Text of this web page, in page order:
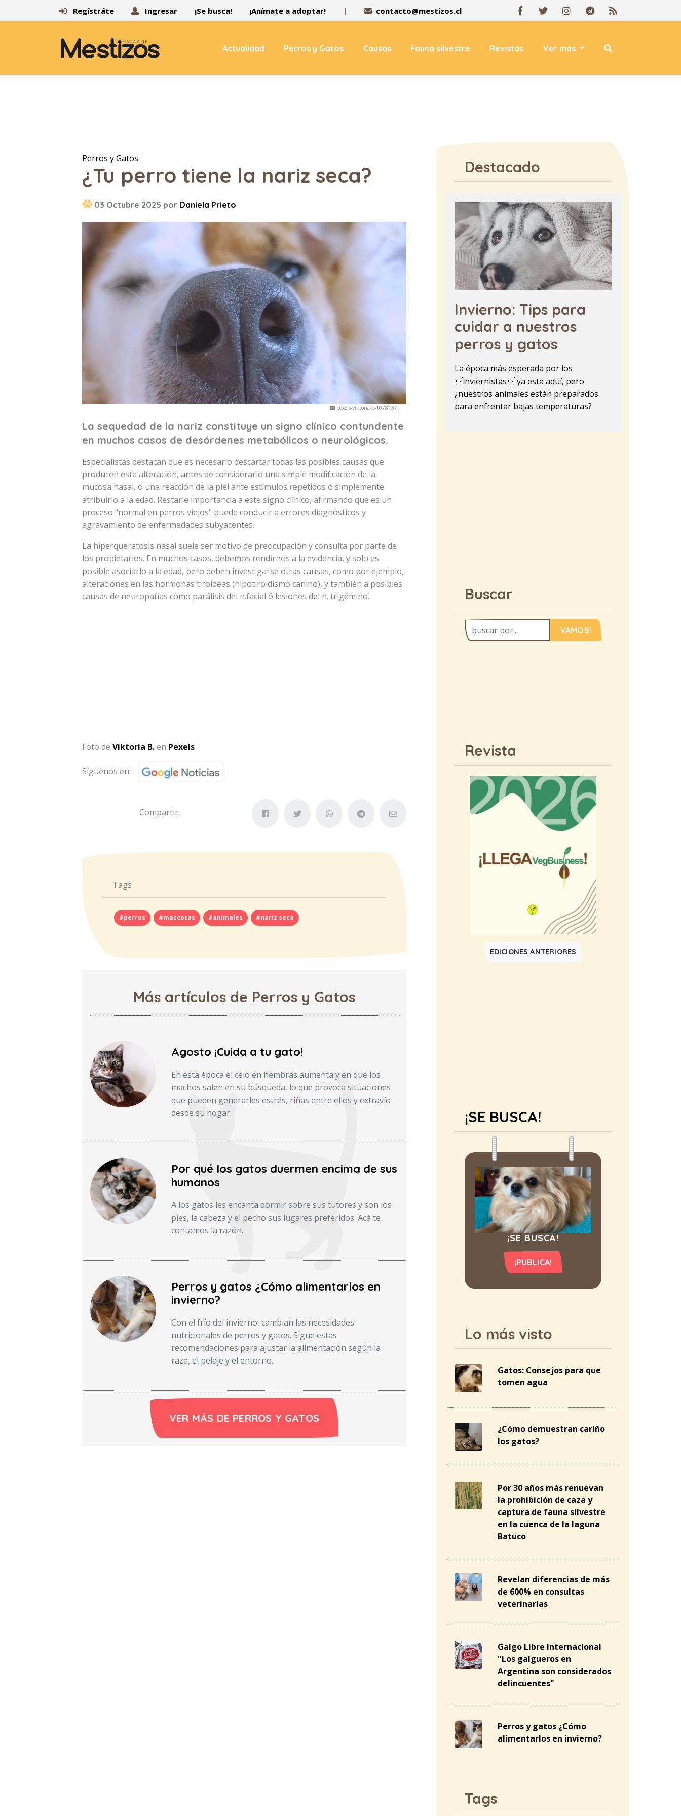
Regístráte Ingresar ¡Se busca! ¡Anímate a adoptar! | contacto@mestizos.cl
Actualidad Perros y Gatos Causas Fauna silvestre Revistas Ver más
Perros y Gatos
¿Tu perro tiene la nariz seca?
03 Octubre 2025 por Daniela Prieto
pexels-viktoria-b-1078137 |
La sequedad de la nariz constituye un signo clínico contundente
en muchos casos de desórdenes metabólicos o neurológicos.
Especialistas destacan que es necesario descartar todas las posibles causas que
producen esta alteración, antes de considerarlo una simple modificación de la
mucosa nasal, o una reacción de la piel ante estímulos repetidos o simplemente
atribuirlo a la edad. Restarle importancia a este signo clínico, afirmando que es un
proceso "normal en perros viejos" puede conducir a errores diagnósticos y
agravamiento de enfermedades subyacentes.
La hiperqueratosis nasal suele ser motivo de preocupación y consulta por parte de
los propietarios. En muchos casos, debemos rendirnos a la evidencia, y solo es
posible asociarlo a la edad, pero deben investigarse otras causas, como por ejemplo,
alteraciones en las hormonas tiroideas (hipotiroidismo canino), y también a posibles
causas de neuropatías como parálisis del n.facial ó lesiones del n. trigémino.
Foto de Viktoria B.en Pexels
Síguenos en:
Compartir:
Tags
#perros #mascotas #animales #nariz seca
Más artículos de Perros y Gatos
Agosto ¡Cuida a tu gato!
En esta época el celo en hembras aumenta y en que los
machos salen en su búsqueda, lo que provoca situaciones
que pueden generarles estrés, riñas entre ellos y extravío
desde su hogar.
Por qué los gatos duermen encima de sus
humanos
A los gatos les encanta dormir sobre sus tutores y son los
pies, la cabeza y el pecho sus lugares preferidos. Acá te
contamos la razón.
Perros y gatos ¿Cómo alimentarlos en
invierno?
Con el frío del invierno, cambian las necesidades
nutricionales de perros y gatos. Sigue estas
recomendaciones para ajustar la alimentación según la
raza, el pelaje y el entorno.
VER MÁS DE PERROS Y GATOS
Destacado
Invierno: Tips para
cuidar a nuestros
perros y gatos
La época más esperada por los
inviernistas ya esta aquí, pero
¿nuestros animales están preparados
para enfrentar bajas temperaturas?
Buscar
VAMOS!
Revista
EDICIONES ANTERIORES
¡SE BUSCA!
¡SE BUSCA!
¡PUBLICA!
Lo más visto
Gatos: Consejos para que
tomen agua
¿Cómo demuestran cariño
los gatos?
Por 30 años más renuevan
la prohibición de caza y
captura de fauna silvestre
en la cuenca de la laguna
Batuco
Revelan diferencias de más
de 600% en consultas
veterinarias
Galgo Libre Internacional
"Los galgueros en
Argentina son considerados
delincuentes"
Perros y gatos ¿Cómo
alimentarlos en invierno?
Tags